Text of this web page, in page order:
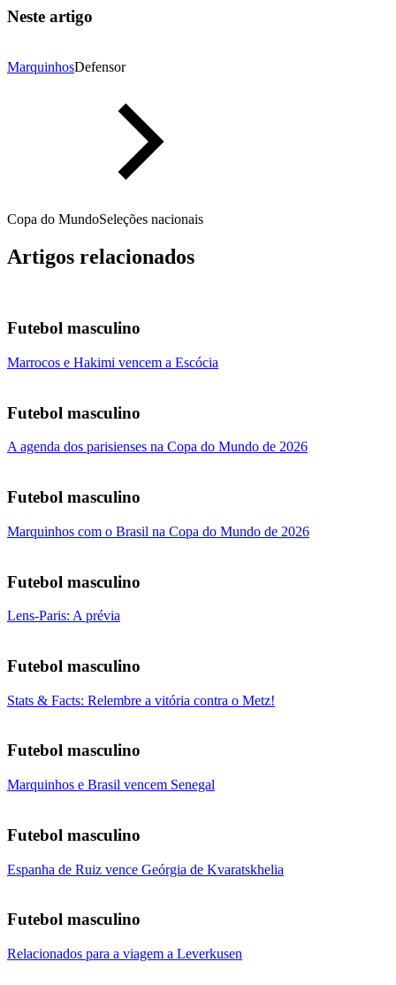
Neste artigo
MarquinhosDefensor
Copa do MundoSeleções nacionais
Artigos relacionados
Futebol masculino
Marrocos e Hakimi vencem a Escócia
Futebol masculino
A agenda dos parisienses na Copa do Mundo de 2026
Futebol masculino
Marquinhos com o Brasil na Copa do Mundo de 2026
Futebol masculino
Lens-Paris: A prévia
Futebol masculino
Stats & Facts: Relembre a vitória contra o Metz!
Futebol masculino
Marquinhos e Brasil vencem Senegal
Futebol masculino
Espanha de Ruiz vence Geórgia de Kvaratskhelia
Futebol masculino
Relacionados para a viagem a Leverkusen